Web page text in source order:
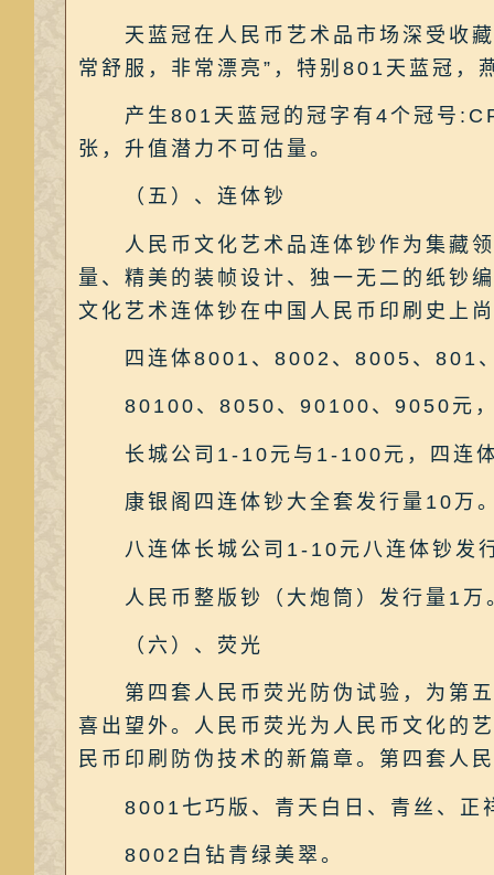
天蓝冠在人民币艺术品市场深受收藏
常舒服，非常漂亮”，特别801天蓝冠，
产生801天蓝冠的冠字有4个冠号:CP
张，升值潜力不可估量。
（五）、连体钞
人民币文化艺术品连体钞作为集藏领
量、精美的装帧设计、独一无二的纸钞
文化艺术连体钞在中国人民币印刷史上
四连体8001、8002、8005、801、
80100、8050、90100、9050元，
长城公司1-10元与1-100元，四连体
康银阁四连体钞大全套发行量10万
八连体长城公司1-10元八连体钞发
人民币整版钞（大炮筒）发行量1万
（六）、荧光
第四套人民币荧光防伪试验，为第五
喜出望外。人民币荧光为人民币文化的
民币印刷防伪技术的新篇章。第四套人
8001七巧版、青天白日、青丝、正祥
8002白钻青绿美翠。